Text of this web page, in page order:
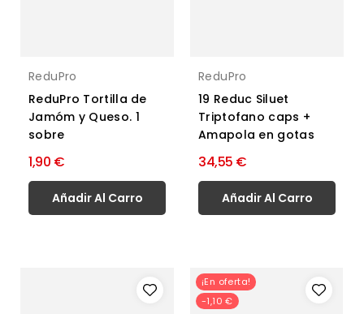
ReduPro
ReduPro Tortilla de
Jamóm y Queso. 1
sobre
1,90 €
Añadir Al Carro
ReduPro
19 Reduc Siluet
Triptofano caps +
Amapola en gotas
34,55 €
Añadir Al Carro
¡En oferta!
-1,10 €